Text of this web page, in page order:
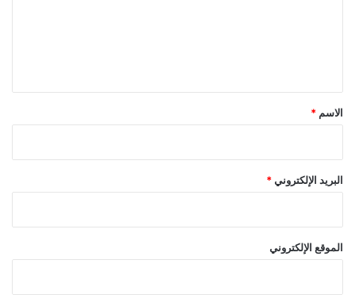
*
الاسم *
البريد الإلكتروني *
الموقع الإلكتروني